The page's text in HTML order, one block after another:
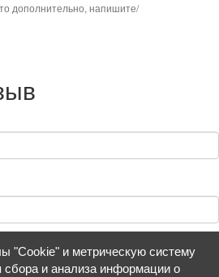
дополнительно, напишите/
"Cookie" и метрическую систему
сбора и анализа информации о